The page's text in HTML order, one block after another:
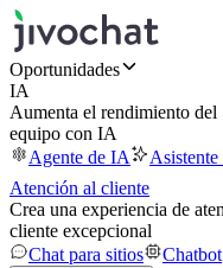
Oportunidades
IA
Aumenta el rendimiento del
equipo con IA
Agente de IA
Atención al cliente
Crea una experiencia de
cliente excepcional
Chat para sitios
Chatbot